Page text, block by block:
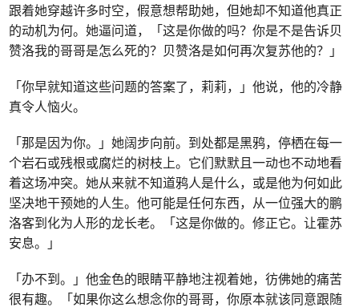
跟着她穿越许多时空，假意想帮助她，但她却不知道他真正
的动机为何。她逼问道，「这是你做的吗？你是不是告诉贝
赞洛我的哥哥是怎么死的？贝赞洛是如何再次复苏他的？」
「你早就知道这些问题的答案了，莉莉，」他说，他的冷静
真令人恼火。
「那是因为你。」她阔步向前。到处都是黑鸦，停栖在每一
个岩石或残根或腐烂的树枝上。它们默默且一动也不动地看
着这场冲突。她从来就不知道鸦人是什么，或是他为何如此
坚决地干预她的人生。他可能是任何东西，从一位强大的鹏
洛客到化为人形的龙长老。「这是你做的。修正它。让霍苏
安息。」
「办不到。」他金色的眼睛平静地注视着她，彷佛她的痛苦
很有趣。「如果你这么想念你的哥哥，你原本就该同意跟随